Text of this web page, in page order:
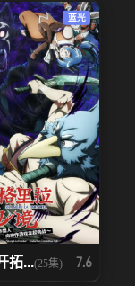
蓝光
拓...(25集) 7.6